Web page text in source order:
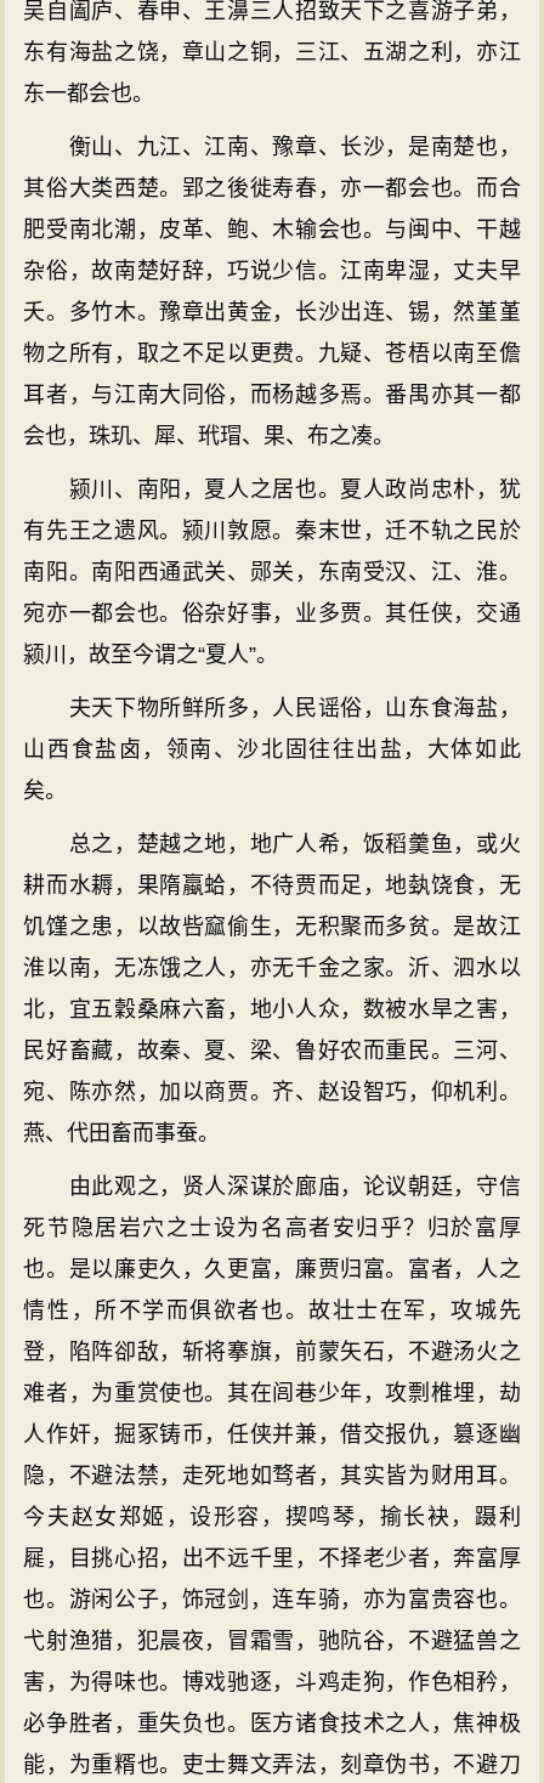
吴自阖庐、春申、王濞三人招致天下之喜游子弟，
东有海盐之饶，章山之铜，三江、五湖之利，亦江
东一都会也。
衡山、九江、江南、豫章、长沙，是南楚也，
其俗大类西楚。郢之後徙寿春，亦一都会也。而合
肥受南北潮，皮革、鲍、木输会也。与闽中、干越
杂俗，故南楚好辞，巧说少信。江南卑湿，丈夫早
夭。多竹木。豫章出黄金，长沙出连、锡，然堇堇
物之所有，取之不足以更费。九疑、苍梧以南至儋
耳者，与江南大同俗，而杨越多焉。番禺亦其一都
会也，珠玑、犀、玳瑁、果、布之凑。
颍川、南阳，夏人之居也。夏人政尚忠朴，犹
有先王之遗风。颍川敦愿。秦末世，迁不轨之民於
南阳。南阳西通武关、郧关，东南受汉、江、淮。
宛亦一都会也。俗杂好事，业多贾。其任侠，交通
颍川，故至今谓之“夏人”。
夫天下物所鲜所多，人民谣俗，山东食海盐，
山西食盐卤，领南、沙北固往往出盐，大体如此
矣。
总之，楚越之地，地广人希，饭稻羹鱼，或火
耕而水耨，果隋蠃蛤，不待贾而足，地埶饶食，无
饥馑之患，以故呰窳偷生，无积聚而多贫。是故江
淮以南，无冻饿之人，亦无千金之家。沂、泗水以
北，宜五穀桑麻六畜，地小人众，数被水旱之害，
民好畜藏，故秦、夏、梁、鲁好农而重民。三河、
宛、陈亦然，加以商贾。齐、赵设智巧，仰机利。
燕、代田畜而事蚕。
由此观之，贤人深谋於廊庙，论议朝廷，守信
死节隐居岩穴之士设为名高者安归乎？归於富厚
也。是以廉吏久，久更富，廉贾归富。富者，人之
情性，所不学而俱欲者也。故壮士在军，攻城先
登，陷阵卻敌，斩将搴旗，前蒙矢石，不避汤火之
难者，为重赏使也。其在闾巷少年，攻剽椎埋，劫
人作奸，掘冢铸币，任侠并兼，借交报仇，篡逐幽
隐，不避法禁，走死地如骛者，其实皆为财用耳。
今夫赵女郑姬，设形容，揳鸣琴，揄长袂，蹑利
屣，目挑心招，出不远千里，不择老少者，奔富厚
也。游闲公子，饰冠剑，连车骑，亦为富贵容也。
弋射渔猎，犯晨夜，冒霜雪，驰阬谷，不避猛兽之
害，为得味也。博戏驰逐，斗鸡走狗，作色相矜，
必争胜者，重失负也。医方诸食技术之人，焦神极
能，为重糈也。吏士舞文弄法，刻章伪书，不避刀